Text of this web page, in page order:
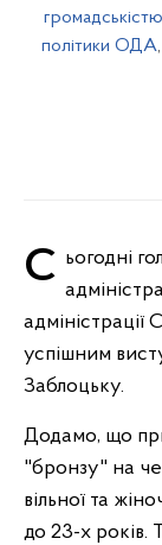
політики ОДА
Сьогодні голова обласної державної
адміністрації
успішним
Заблоцьку.
Додамо, що
"бронзу" на
вільної та
до 23-х років.